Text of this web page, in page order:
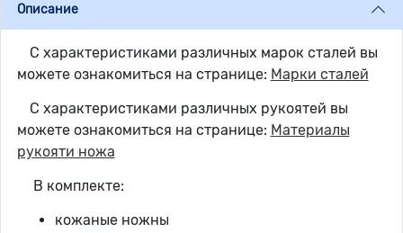
Описание
С характеристиками различных марок сталей вы
можете ознакомиться на странице: Марки сталей
С характеристиками различных рукоятей вы
можете ознакомиться на странице: Материалы
рукояти ножа
В комплекте:
кожаные ножны